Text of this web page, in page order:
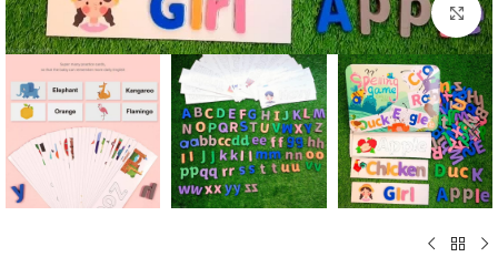
برای بزرگنمایی کلیک کنید